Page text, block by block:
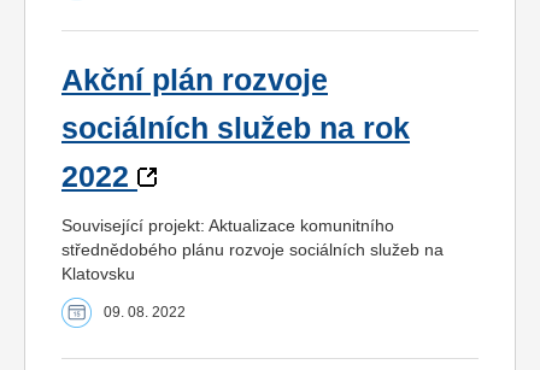
Akční plán rozvoje
sociálních služeb na rok
2022
Související projekt: Aktualizace komunitního
střednědobého plánu rozvoje sociálních služeb na
Klatovsku
09. 08. 2022